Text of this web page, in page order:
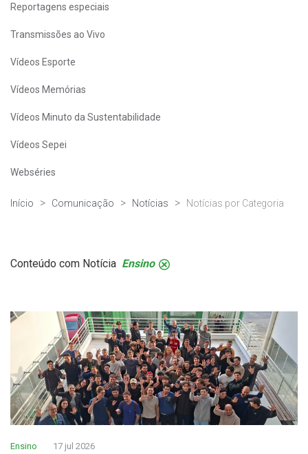
Reportagens especiais
Transmissões ao Vivo
Vídeos Esporte
Vídeos Memórias
Vídeos Minuto da Sustentabilidade
Vídeos Sepei
Webséries
Início Comunicação Notícias Notícias por Categoria
Conteúdo com Notícia Ensino .
Ensino 17 jul 2026